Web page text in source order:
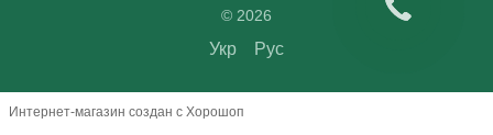
© 2026
Укр Рус
Интернет-магазин создан с Хорошоп